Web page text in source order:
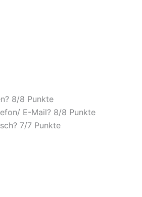
8/8 Punkte
E-Mail? 8/8 Punkte
7/7 Punkte